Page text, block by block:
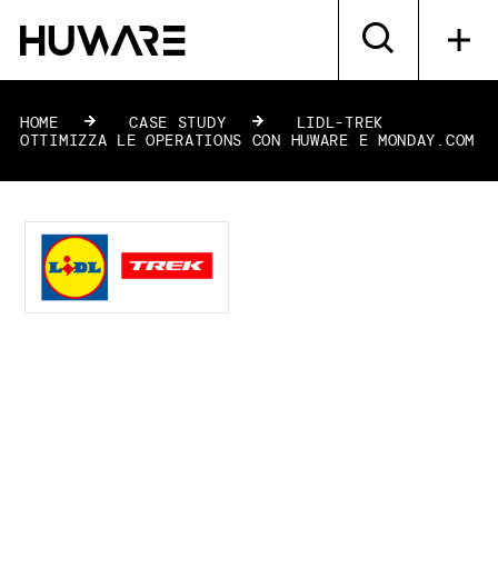
HOME » CASE STUDY »
LIDL-TREK
OTTIMIZZA LE OPERATIONS CON HUWARE E MONDAY.COM